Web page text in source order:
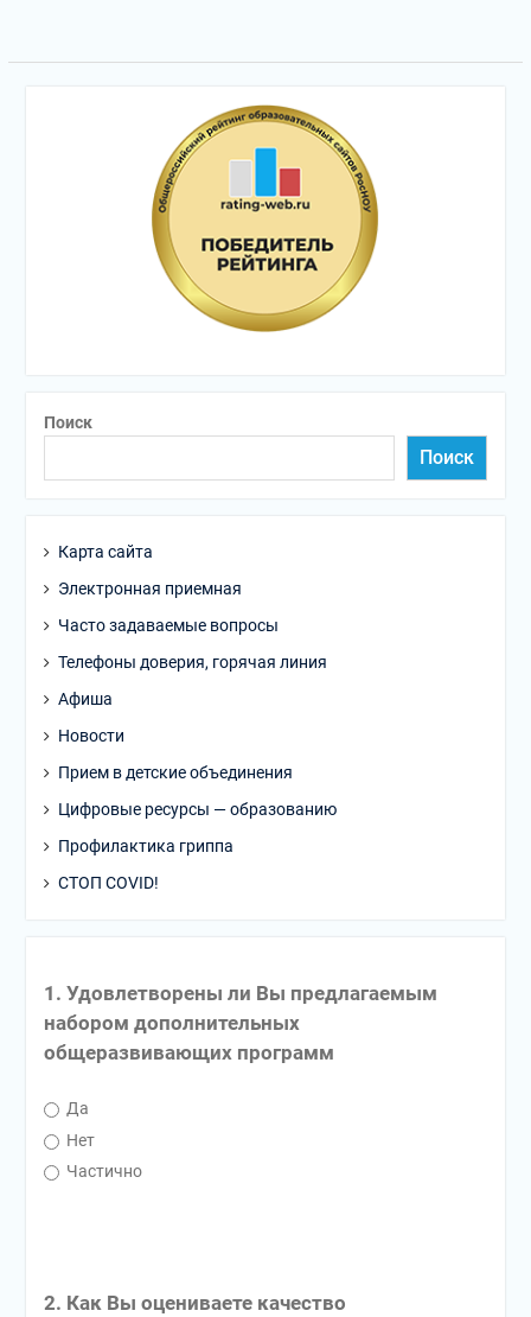
Поиск
Поиск
Карта сайта
Электронная приемная
Часто задаваемые вопросы
Телефоны доверия, горячая линия
Афиша
Новости
Прием в детские объединения
Цифровые ресурсы — образованию
Профилактика гриппа
СТОП COVID!
1. Удовлетворены ли Вы предлагаемым
набором дополнительных
общеразвивающих программ
Да
Нет
Частично
2. Как Вы оцениваете качество